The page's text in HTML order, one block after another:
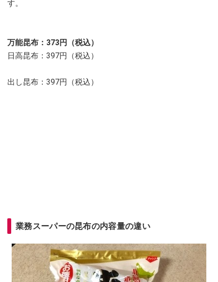
す。
万能昆布：373円（税込）
日高昆布：397円（税込）
出し昆布：397円（税込）
業務スーパーの昆布の内容量の違い